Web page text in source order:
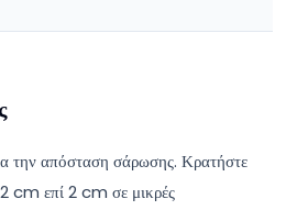
την απόσταση σάρωσης. Κρατήστε
cm επί 2 cm σε μικρές